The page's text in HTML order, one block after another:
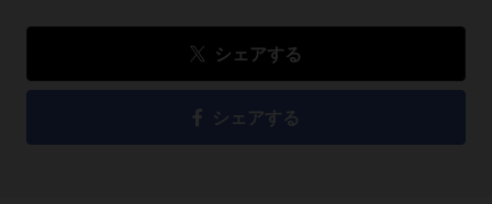
シェアする
シェアする